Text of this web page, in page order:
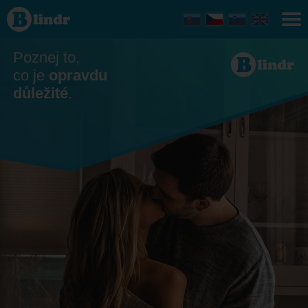
Seznamka
- On
hledá ji
Poznej to,
co je opravdu
důležité.